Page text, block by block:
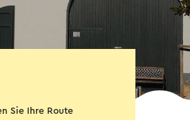
Sie Ihre Route